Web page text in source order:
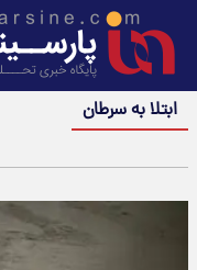
ابتلا به سرطان